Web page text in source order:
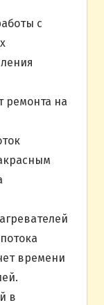
с
ремонта на
времени
в